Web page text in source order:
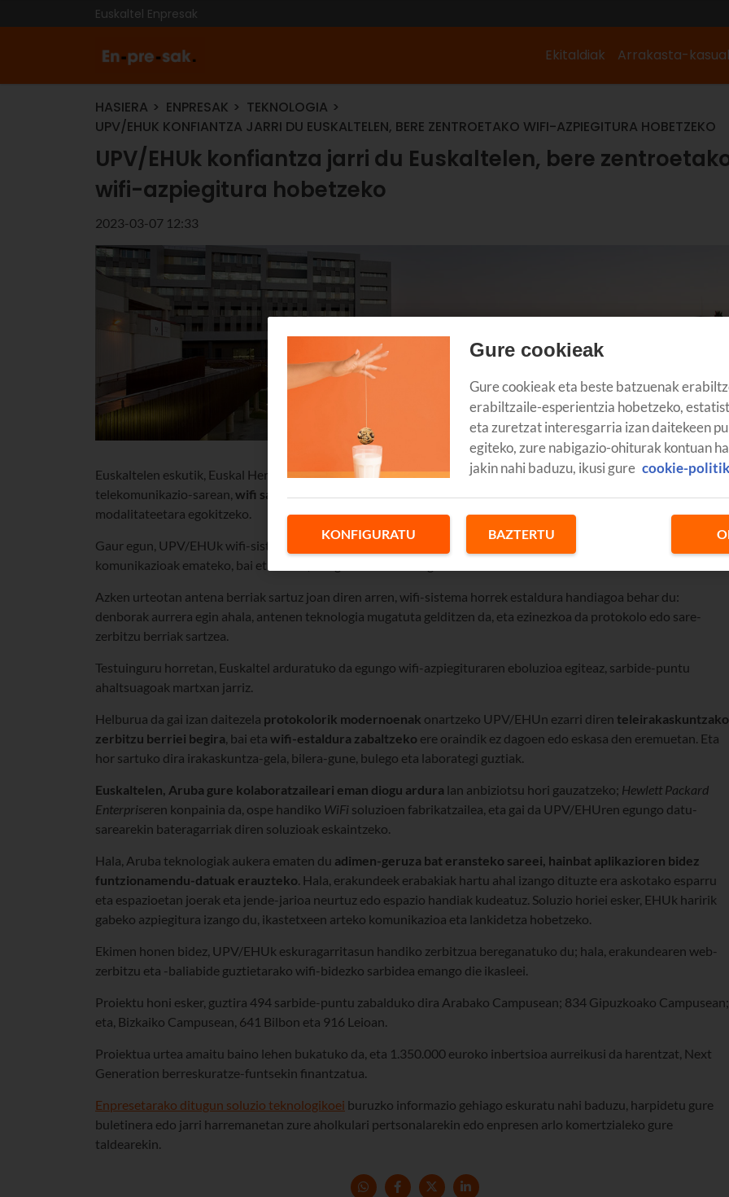
Euskaltel Enpresak
Ekitaldiak Arrakasta-
HASIERA ENPRESAK
TEKNOLOGIA
UPV/EHUK KONFIANTZA JARRI DU EUSKALTELEN, BERE ZENTROETAKO WIFI-AZPIEGITURA HOBETZEKO
UPV/EHUk konfiantza jarri du Euskaltelen, bere
wifi-azpiegitura hobetzeko
2023-03-07 12:33
Euskaltelen eskutik, Euskal Herriko Unibertsitateak (UPV/EHU) hobekuntza handia egingo du bere
telekomunikazio-sarean, wifi sarbide-puntu indartsuagoak
modalitateetara egokitzeko.
Gaur egun, UPV/EHUk wifi-sistema bat du bere zentroetan, eraikinetako zenbait gune komunetara haririk gabeko
komunikazioak emateko, bai eta bilera, ikasgela eta laborategietara ere.
Azken urteotan antena berriak sartuz joan diren arren, wifi-sistema horrek estaldura handiagoa behar du:
denborak aurrera egin ahala, antenen teknologia mugatuta gelditzen da, eta ezinezkoa da protokolo edo sare-
zerbitzu berriak sartzea.
Testuinguru horretan, Euskaltel arduratuko da egungo wifi-azpiegituraren eboluzioa egiteaz, sarbide-puntu
ahaltsuagoak martxan jarriz.
Helburua da gai izan daitezela protokolorik modernoenak onartzeko UPV/EHUn ezarri diren teleirakaskuntzako
zerbitzu berriei begira , bai eta wifi-estaldura zabaltzeko ere oraindik ez dagoen edo eskasa den eremuetan. Eta
hor sartuko dira irakaskuntza-gela, bilera-gune, bulego eta laborategi guztiak.
Euskaltelen, Aruba gure kolaboratzaileari eman diogu ardura lan anbiziotsu hori gauzatzeko; Hewlett Packard
Enterpriseren konpainia da, ospe handiko WiFi soluzioen fabrikatzailea, eta gai da UPV/EHUren egungo datu-
sarearekin bateragarriak diren soluzioak eskaintzeko.
Hala, Aruba teknologiak aukera ematen du adimen-geruza bat eransteko sareei, hainbat aplikazioren bidez
funtzionamendu-datuak erauzteko . Hala, erakundeek erabakiak hartu ahal izango dituzte era askotako esparru
eta espazioetan joerak eta jende-jarioa neurtuz edo espazio handiak kudeatuz. Soluzio horiei esker, EHUk haririk
gabeko azpiegitura izango du, ikastetxeen arteko komunikazioa eta lankidetza hobetzeko.
Ekimen honen bidez, UPV/EHUk eskuragarritasun handiko zerbitzua bereganatuko du; hala, erakundearen web-
zerbitzu eta -baliabide guztietarako wifi-bidezko sarbidea emango die ikasleei.
Proiektu honi esker, guztira 494 sarbide-puntu zabalduko dira Arabako Campusean; 834 Gipuzkoako Campusean;
eta, Bizkaiko Campusean, 641 Bilbon eta 916 Leioan.
Proiektua urtea amaitu baino lehen bukatuko da, eta 1.350.000 euroko inbertsioa aurreikusi da harentzat, Next
Generation berreskuratze-funtsekin finantzatua.
Enpresetarako ditugun soluzio teknologikoei buruzko informazio gehiago eskuratu nahi baduzu, harpidetu gure
buletinera edo jarri harremanetan zure aholkulari pertsonalarekin edo enpresen arlo komertzialeko gure
taldearekin.
Gure cookieak
Gure cookieak eta beste batzuenak
erabiltzaile-esperientzia hobetzeko,
eta zuretzat interesgarria izan daitekeen
egiteko, zure nabigazio-ohiturak kontuan
jakin nahi baduzu, ikusi gure cookie-
KONFIGURATU BAZTERTU